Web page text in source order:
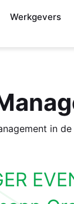
Werkgevers
in